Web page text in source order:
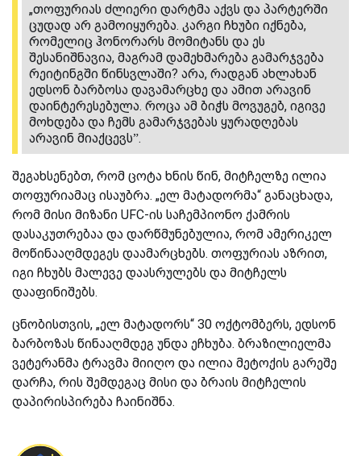
„თოფურიას ძლიერი დარტმა აქვს და პარტერში
ცუდად არ გამოიყურება. კარგი ჩხუბი იქნება,
რომელიც ჰონორარს მომიტანს და ეს
შესანიშნავია, მაგრამ დამეხმარება გამარჯვება
რეიტინგში წინსვლაში? არა, რადგან ახლახან
ედსონ ბარბოსა დავამარცხე და ამით არავინ
დაინტერესებულა. როცა ამ ბიჭს მოვუგებ, იგივე
მოხდება და ჩემს გამარჯვებას ყურადღებას
არავინ მიაქცევს”.
შეგახსენებთ, რომ ცოტა ხნის წინ, მიტჩელზე ილია
თოფურიამაც ისაუბრა. „ელ მატადორმა“ განაცხადა,
რომ მისი მიზანი UFC-ის საჩემპიონო ქამრის
დასაკუთრებაა და დარწმუნებულია, რომ ამერიკელ
მოწინააღმდეგეს დაამარცხებს. თოფურიას აზრით,
იგი ჩხუბს მალევე დაასრულებს და მიტჩელს
დააფინიშებს.
ცნობისთვის, „ელ მატადორს“ 30 ოქტომბერს, ედსონ
ბარბოზას წინააღმდეგ უნდა ეჩხუბა. ბრაზილიელმა
ვეტერანმა ტრავმა მიიღო და ილია მეტოქის გარეშე
დარჩა, რის შემდეგაც მისი და ბრაის მიტჩელის
დაპირისპირება ჩაინიშნა.